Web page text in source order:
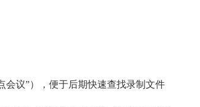
会议”），便于后期快速查找录制文件